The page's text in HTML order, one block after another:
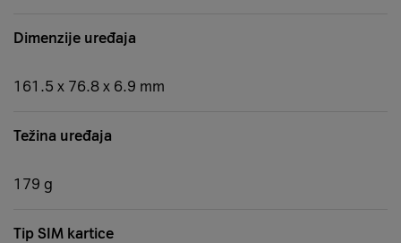
Dimenzije uređaja
161.5 x 76.8 x 6.9 mm
Težina uređaja
179 g
Tip SIM kartice